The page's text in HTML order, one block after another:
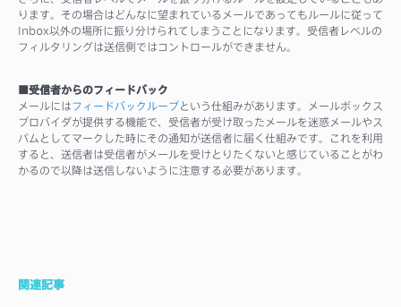
ります。その場合はどんなに望まれているメールであってもルールに従って
Inbox以外の場所に振り分けられてしまうことになります。受信者レベルの
フィルタリングは送信側ではコントロールができません。
■受信者からのフィードバック
メールにはフィードバックループという仕組みがあります。メールボックス
プロバイダが提供する機能で、受信者が受け取ったメールを迷惑メールやス
パムとしてマークした時にその通知が送信者に届く仕組みです。これを利用
すると、送信者は受信者がメールを受けとりたくないと感じていることがわ
かるので以降は送信しないように注意する必要があります。
関連記事